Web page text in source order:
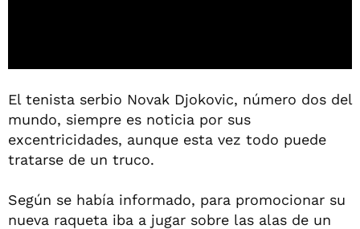
El tenista serbio Novak Djokovic, número dos del
mundo, siempre es noticia por sus
excentricidades, aunque esta vez todo puede
tratarse de un truco.
Según se había informado, para promocionar su
nueva raqueta iba a jugar sobre las alas de un